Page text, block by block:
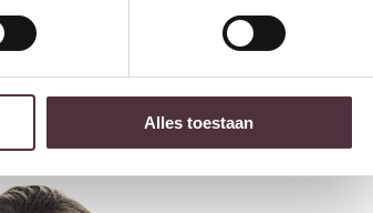
Alles toestaan
nieuwsbrief en ontvang €20,- shoptegoed voor
items).
Inschrijven